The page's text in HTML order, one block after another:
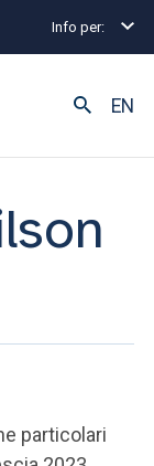
Info per:
EN
di Gilson
particolari